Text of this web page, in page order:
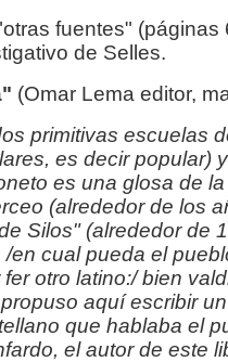
fuentes" (páginas
de Selles.
(Omar Lema editor,
primitivas escuelas
es decir popular)
es una glosa de
(alrededor de los
Silos" (alrededor de
en cual pueda el
otro latino:/ bien
aquí escribir
que hablaba el
el autor de este